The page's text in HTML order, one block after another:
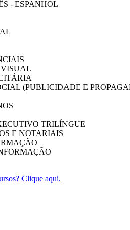
- ESPANHOL
(PUBLICIDADE E
TRILÍNGUE
E NOTARIAIS
Clique aqui.